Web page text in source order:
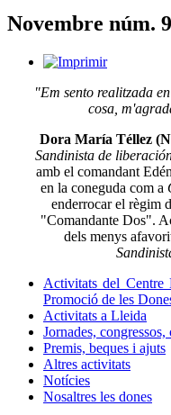
Novembre núm.
"Em sento realitzada
cosa,
Dora María Téllez
Sandinista de
amb el comandant
en la coneguda com a
enderrocar el règim
"Comandante Dos".
dels menys
Activitats del Centre
Promoció de les
Activitats a Lleida
Jornades,
Premis, beques i ajuts
Altres activitats
Notícies
Nosaltres les dones